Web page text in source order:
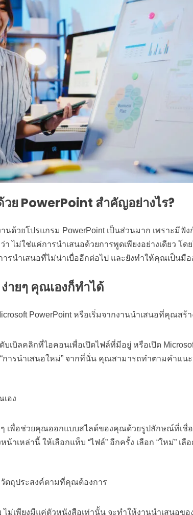
วย PowerPoint สำคัญอย่างไร?
นด้วยโปรแกรม PowerPoint เป็นส่วนมาก เพราะมีฟั
ไม่ใช่แค่การนำเสนอด้วยการพูดเพียงอย่างเดียว โด
การนำเสนอที่ไม่น่าเบื่ออีกต่อไป และยังทำให้คุณเป็นมื
ายๆ คุณเองก็ทำได้
PowerPoint หรือเริ่มจากงานนำเสนอที่คุณสร้า
เบิลคลิกที่ไอคอนเพื่อเปิดไฟล์ที่มีอยู่ หรือเปิด
การนำเสนอใหม่” จากที่นั่น คุณสามารถทำตามคำแน
อง
เพื่อช่วยคุณออกแบบสไลด์ของคุณด้วยรูปลักษณ์ที่เชื่
าเหล่านี้ ให้เลือกแท็บ “ไฟล์” อีกครั้ง เลือก “ใหม่” เลื
ตถุประสงค์ตามที่คุณต้องการ
ม่เพียงมีแค่ตัวหนังสือเท่านั้น จะทำให้งานนำเสนอข